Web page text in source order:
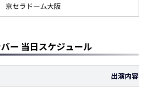
京セラドーム大阪
ー 当日スケジュール
出演内容